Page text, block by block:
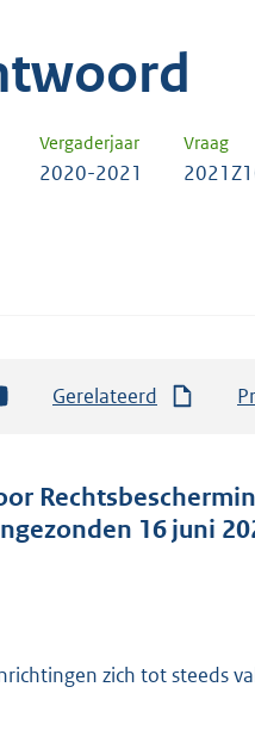
Vergaderjaar Vraag
2020-2021
Gerelateerd
16 juni
zich tot steeds